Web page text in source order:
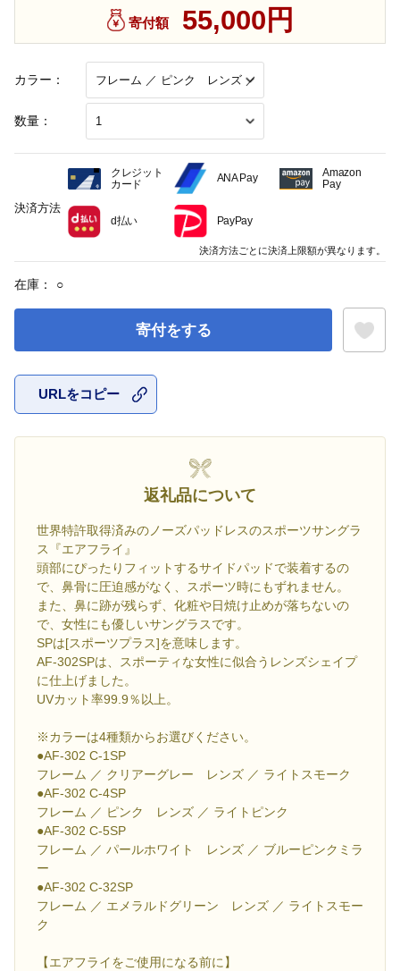
カラー：
数量：
寄付額 55,000円
在庫： ○
寄付をする
URLをコピー
返礼品について
世界特許取得済みのノーズパッドレスのスポーツサングラ
ス『エアフライ』
頭部にぴったりフィットするサイドパッドで装着するの
で、鼻骨に圧迫感がなく、スポーツ時にもずれません。
また、鼻に跡が残らず、化粧や日焼け止めが落ちないの
で、女性にも優しいサングラスです。
SPは[スポーツプラス]を意味します。
AF-302SPは、スポーティな女性に似合うレンズシェイプ
に仕上げました。
UVカット率99.9％以上。
※カラーは4種類からお選びください。
●AF-302 C-1SP
フレーム ／ クリアーグレー レンズ ／ ライトスモーク
●AF-302 C-4SP
フレーム ／ ピンク レンズ ／ ライトピンク
●AF-302 C-5SP
フレーム ／ パールホワイト レンズ ／ ブルーピンクミラ
ー
●AF-302 C-32SP
フレーム ／ エメラルドグリーン レンズ ／ ライトスモー
ク
【エアフライをご使用になる前に】
決済方法
クレジット
カード
ANA Pay
Amazon
Pay
d払い PayPay
決済方法ごとに決済上限額が異なります。